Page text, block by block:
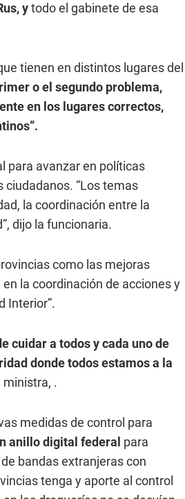
ytodo el gabinete de esa
tienen en distintos lugares del
o el segundo problema,
en los lugares correctos,
para avanzar en políticas
ciudadanos. “Los temas
la coordinación entre la
dijo la funcionaria.
como las mejoras
la coordinación de acciones y
Interior”.
cuidar a todos y cada uno de
donde todos estamos a la
.
medidas de control para
anillo digital federal para
bandas extranjeras con
tenga y aporte al control